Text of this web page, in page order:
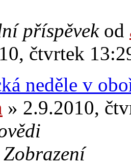
příspěvek od
čtvrtek
neděle v
» 2.9.2010,
Zobrazení